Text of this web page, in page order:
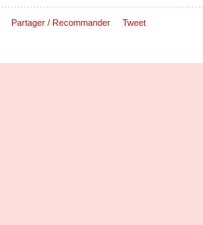
Partager / Recommander Tweet